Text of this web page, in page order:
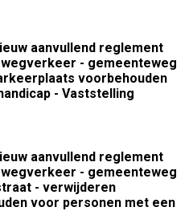
aanvullend reglement
- gemeenteweg
voorbehouden
- Vaststelling
aanvullend reglement
- gemeenteweg
- verwijderen
voor personen met een